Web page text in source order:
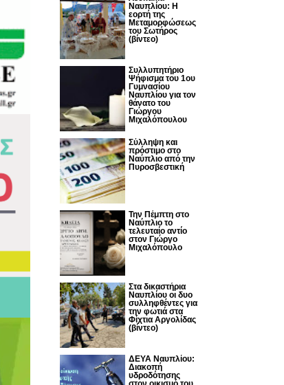
Ναυπλίου: Η
εορτή της
Μεταμορφώσεως
του Σωτήρος
(βίντεο)
Συλλυπητήριο
Ψήφισμα του 1ου
Γυμνασίου
Ναυπλίου για τον
θάνατο του
Γιώργου
Μιχαλόπουλου
Σύλληψη και
πρόστιμο στο
Ναύπλιο από την
Πυροσβεστική
Την Πέμπτη στο
Ναύπλιο το
τελευταίο αντίο
στον Γιώργο
Μιχαλόπουλο
Στα δικαστήρια
Ναυπλίου οι δυο
συλληφθέντες για
την φωτιά στα
Φίχτια Αργολίδας
(βίντεο)
ΔΕΥΑ Ναυπλίου:
Διακοπή
υδροδότησης